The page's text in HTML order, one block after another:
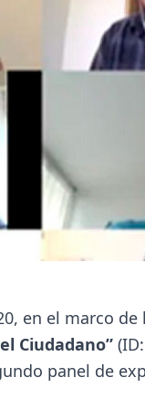
en el marco
Ciudadano”
panel de